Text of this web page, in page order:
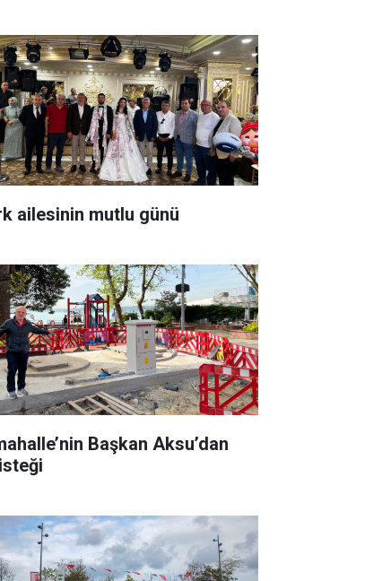
ailesinin mutlu günü
Başkan Aksu’dan